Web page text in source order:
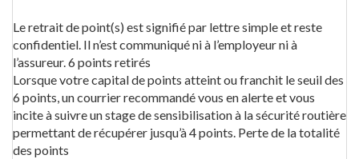
Le retrait de point(s) est signifié par lettre simple et reste
confidentiel. Il n’est communiqué ni à l’employeur ni à
l’assureur. 6 points retirés
Lorsque votre capital de points atteint ou franchit le seuil des
6 points, un courrier recommandé vous en alerte et vous
incite à suivre un stage de sensibilisation à la sécurité routière
permettant de récupérer jusqu’à 4 points. Perte de la totalité
des points